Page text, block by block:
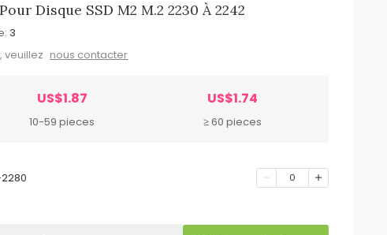
Disque SSD M2 M.2 2230 À 2242
3
veuillez nous contacter
US$1.87
10-59 pieces
US$1.74
≥ 60 pieces
0